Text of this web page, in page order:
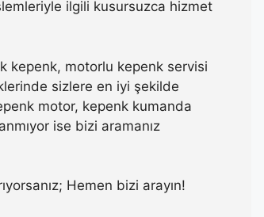
ilgili kusursuzca hizmet
kepenk, motorlu kepenk servisi
sizlere en iyi şekilde
motor, kepenk kumanda
ise bizi aramanız
Hemen bizi arayın!